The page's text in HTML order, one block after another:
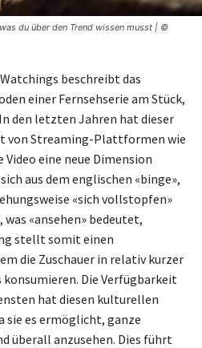
du über den Trend wissen musst | ©
beschreibt das
einer Fernsehserie am Stück,
den letzten Jahren hat dieser
von Streaming-Plattformen wie
eine neue Dimension
aus dem englischen «binge»,
«sich vollstopfen»
«ansehen» bedeutet,
stellt somit einen
die Zuschauer in relativ kurzer
Die Verfügbarkeit
hat diesen kulturellen
sie es ermöglicht, ganze
überall anzusehen. Dies führt